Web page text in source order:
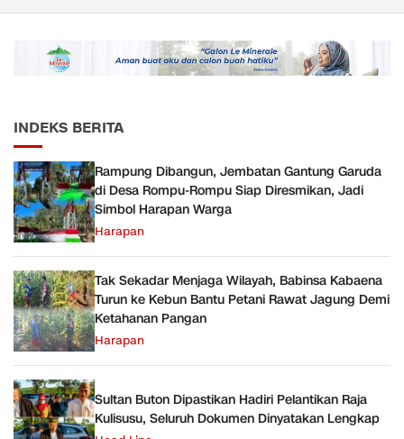
JMD dan JMF
INDEKS BERITA
Rampung Dibangun, Jembatan Gantung Garuda
di Desa Rompu-Rompu Siap Diresmikan, Jadi
Simbol Harapan Warga
Harapan
Tak Sekadar Menjaga Wilayah, Babinsa Kabaena
Turun ke Kebun Bantu Petani Rawat Jagung Demi
Ketahanan Pangan
Harapan
Sultan Buton Dipastikan Hadiri Pelantikan Raja
Kulisusu, Seluruh Dokumen Dinyatakan Lengkap